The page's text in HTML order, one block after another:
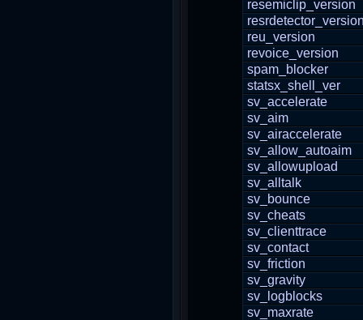
resemiclip_version
reu_version
revoice_version
spam_blocker
statsx_shell_ver
sv_accelerate
sv_aim
sv_airaccelerate
sv_allow_autoaim
sv_allowupload
sv_alltalk
sv_bounce
sv_cheats
sv_clienttrace
sv_contact
sv_friction
sv_gravity
sv_logblocks
sv_maxrate